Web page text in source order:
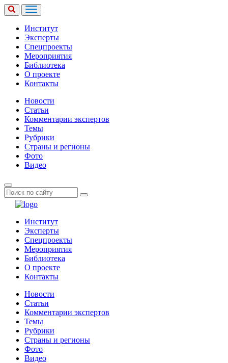
Институт
Эксперты
Спецпроекты
Мероприятия
Библиотека
О проекте
Контакты
Новости
Статьи
Комментарии экспертов
Темы
Рубрики
Страны и регионы
Фото
Видео
Институт
Эксперты
Спецпроекты
Мероприятия
Библиотека
О проекте
Контакты
Новости
Статьи
Комментарии экспертов
Темы
Рубрики
Страны и регионы
Фото
Видео